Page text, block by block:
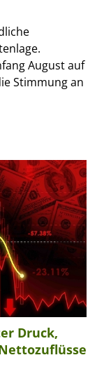
August auf
Stimmung an
Druck,